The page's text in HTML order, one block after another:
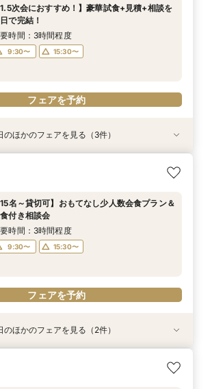
9:30〜
9:30〜
9:30〜
10:00〜
15:30〜
9:30〜
10:00〜
15:30〜
1.5次会におすすめ！】豪華試食+見積+相談を
で完結！
時間：3時間程度
9:30〜 15:30〜
フェアを予約
ママ婚、マタニティでも安心♪ソファでゆっ
見学試食付き相談会
9:30〜
分クイック相談会】結婚式準備が丸わか
試食チケット付
10:00〜
15:30〜
れのガーデン挙式】所要90分の相談会★お
プラン紹介も！試着体験付き♪
10:00〜
15:30〜
のほかのフェアを見る（3件）
15名～貸切可】おもてなし少人数会食プラン＆
付き相談会
時間：3時間程度
9:30〜 15:30〜
フェアを予約
れのガーデン挙式】所要90分の相談会★お
プラン紹介も！試着体験付き♪
めての見学限定！1件目のご来館で特別特典
♪】ウエディング診断＆お料理試食フェア
のほかのフェアを見る（2件）